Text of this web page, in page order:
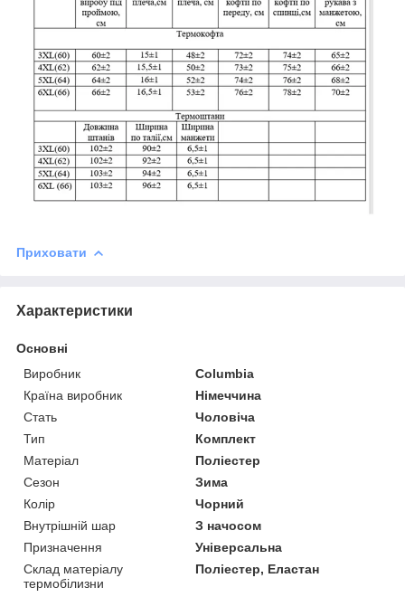
Приховати
Характеристики
Основні
Виробник
Columbia
Країна виробник
Німеччина
Стать
Чоловіча
Тип
Комплект
Матеріал
Поліестер
Сезон
Зима
Колір
Чорний
Внутрішній шар
З начосом
Призначення
Універсальна
Склад матеріалу
термобілизни
Поліестер, Еластан